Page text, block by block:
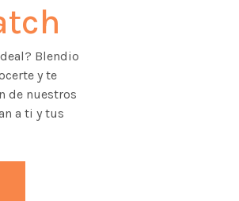
Blendio
y te
de nuestros
a ti y tus